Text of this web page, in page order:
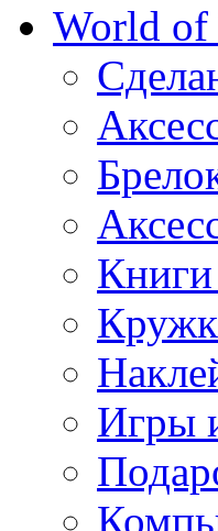
World of
Книги
Игры